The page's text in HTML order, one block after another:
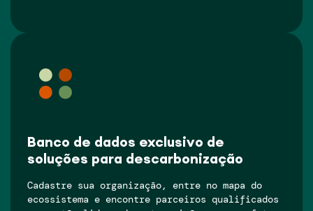
Banco de dados exclusivo de
soluções para descarbonização
Cadastre sua organização, entre no mapa do
ecossistema e encontre parceiros qualificados